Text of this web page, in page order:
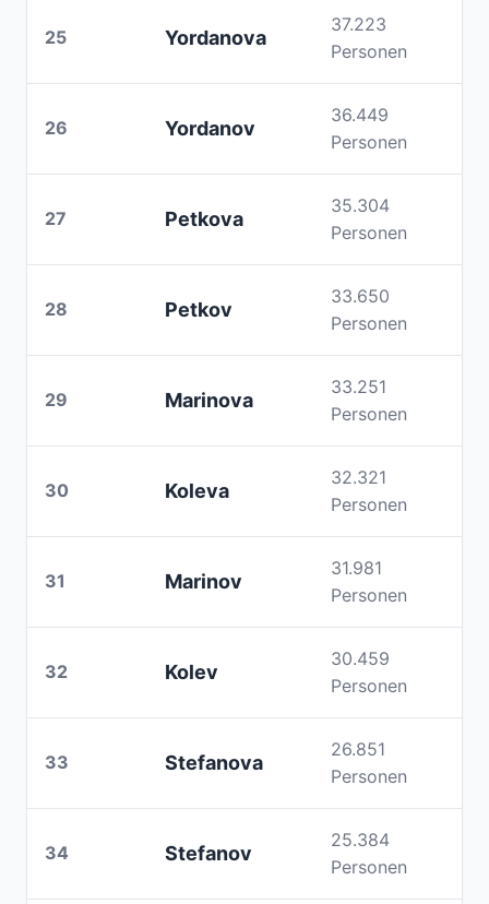
25 Yordanova
37.223
Personen
26 Yordanov
36.449
Personen
27 Petkova
35.304
Personen
28 Petkov
33.650
Personen
29 Marinova
33.251
Personen
30 Koleva
32.321
Personen
31 Marinov
31.981
Personen
32 Kolev
30.459
Personen
33 Stefanova
26.851
Personen
34 Stefanov
25.384
Personen